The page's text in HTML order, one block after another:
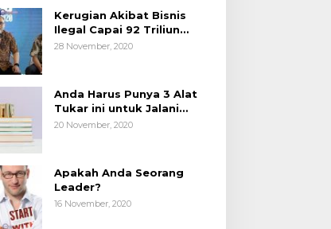
Kerugian Akibat Bisnis
Ilegal Capai 92 Triliun
Rupiah, AP2LI menghimbau
28 November, 2020
Anda Harus Punya 3 Alat
Tukar ini untuk Jalani
Hidup.
20 November, 2020
Apakah Anda Seorang
Leader?
16 November, 2020